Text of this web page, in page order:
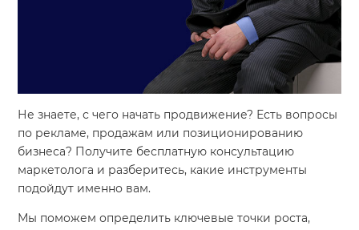
Система продаж для мебельного бизнеса
Система продаж для туристического бизнеса
Повышение конверсии сайтов
Акции
Проекты
Блог
Не знаете, с чего начать продвижение? Есть вопросы
по рекламе, продажам или позиционированию
бизнеса? Получите бесплатную консультацию
маркетолога и разберитесь, какие инструменты
подойдут именно вам.
Мы поможем определить ключевые точки роста,